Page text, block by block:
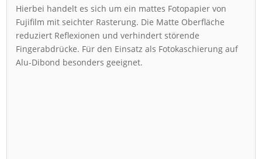
Hierbei handelt es sich um ein mattes Fotopapier von
Fujifilm mit seichter Rasterung. Die Matte Oberfläche
reduziert Reflexionen und verhindert störende
Fingerabdrücke. Für den Einsatz als Fotokaschierung auf
Alu-Dibond besonders geeignet.